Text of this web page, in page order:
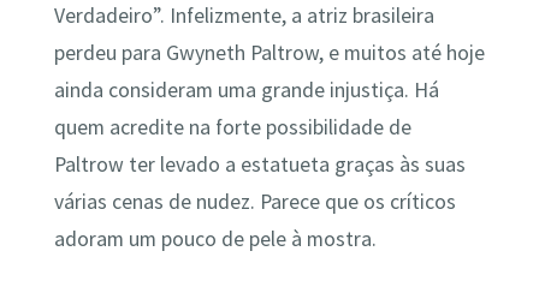
Verdadeiro”. Infelizmente, a atriz brasileira
perdeu para Gwyneth Paltrow, e muitos até hoje
ainda consideram uma grande injustiça. Há
quem acredite na forte possibilidade de
Paltrow ter levado a estatueta graças às suas
várias cenas de nudez. Parece que os críticos
adoram um pouco de pele à mostra.